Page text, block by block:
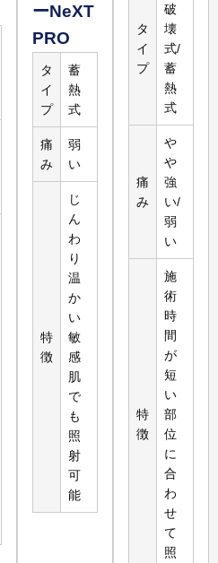
3,200円
ーNeXT
PRO
タ
イ
プ
蓄
熱
式
痛
み
弱
い
特
徴
じ
ん
わ
り
温
か
い
敏
感
肌
で
も
照
射
可
能
タ
イ
プ
破
壊
式/
蓄
熱
式
痛
み
や
や
強
い/
弱
い
特
徴
施
術
時
間
が
短
い
部
位
に
合
わ
せ
て
照